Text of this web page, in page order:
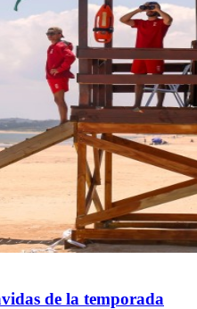
de la temporada